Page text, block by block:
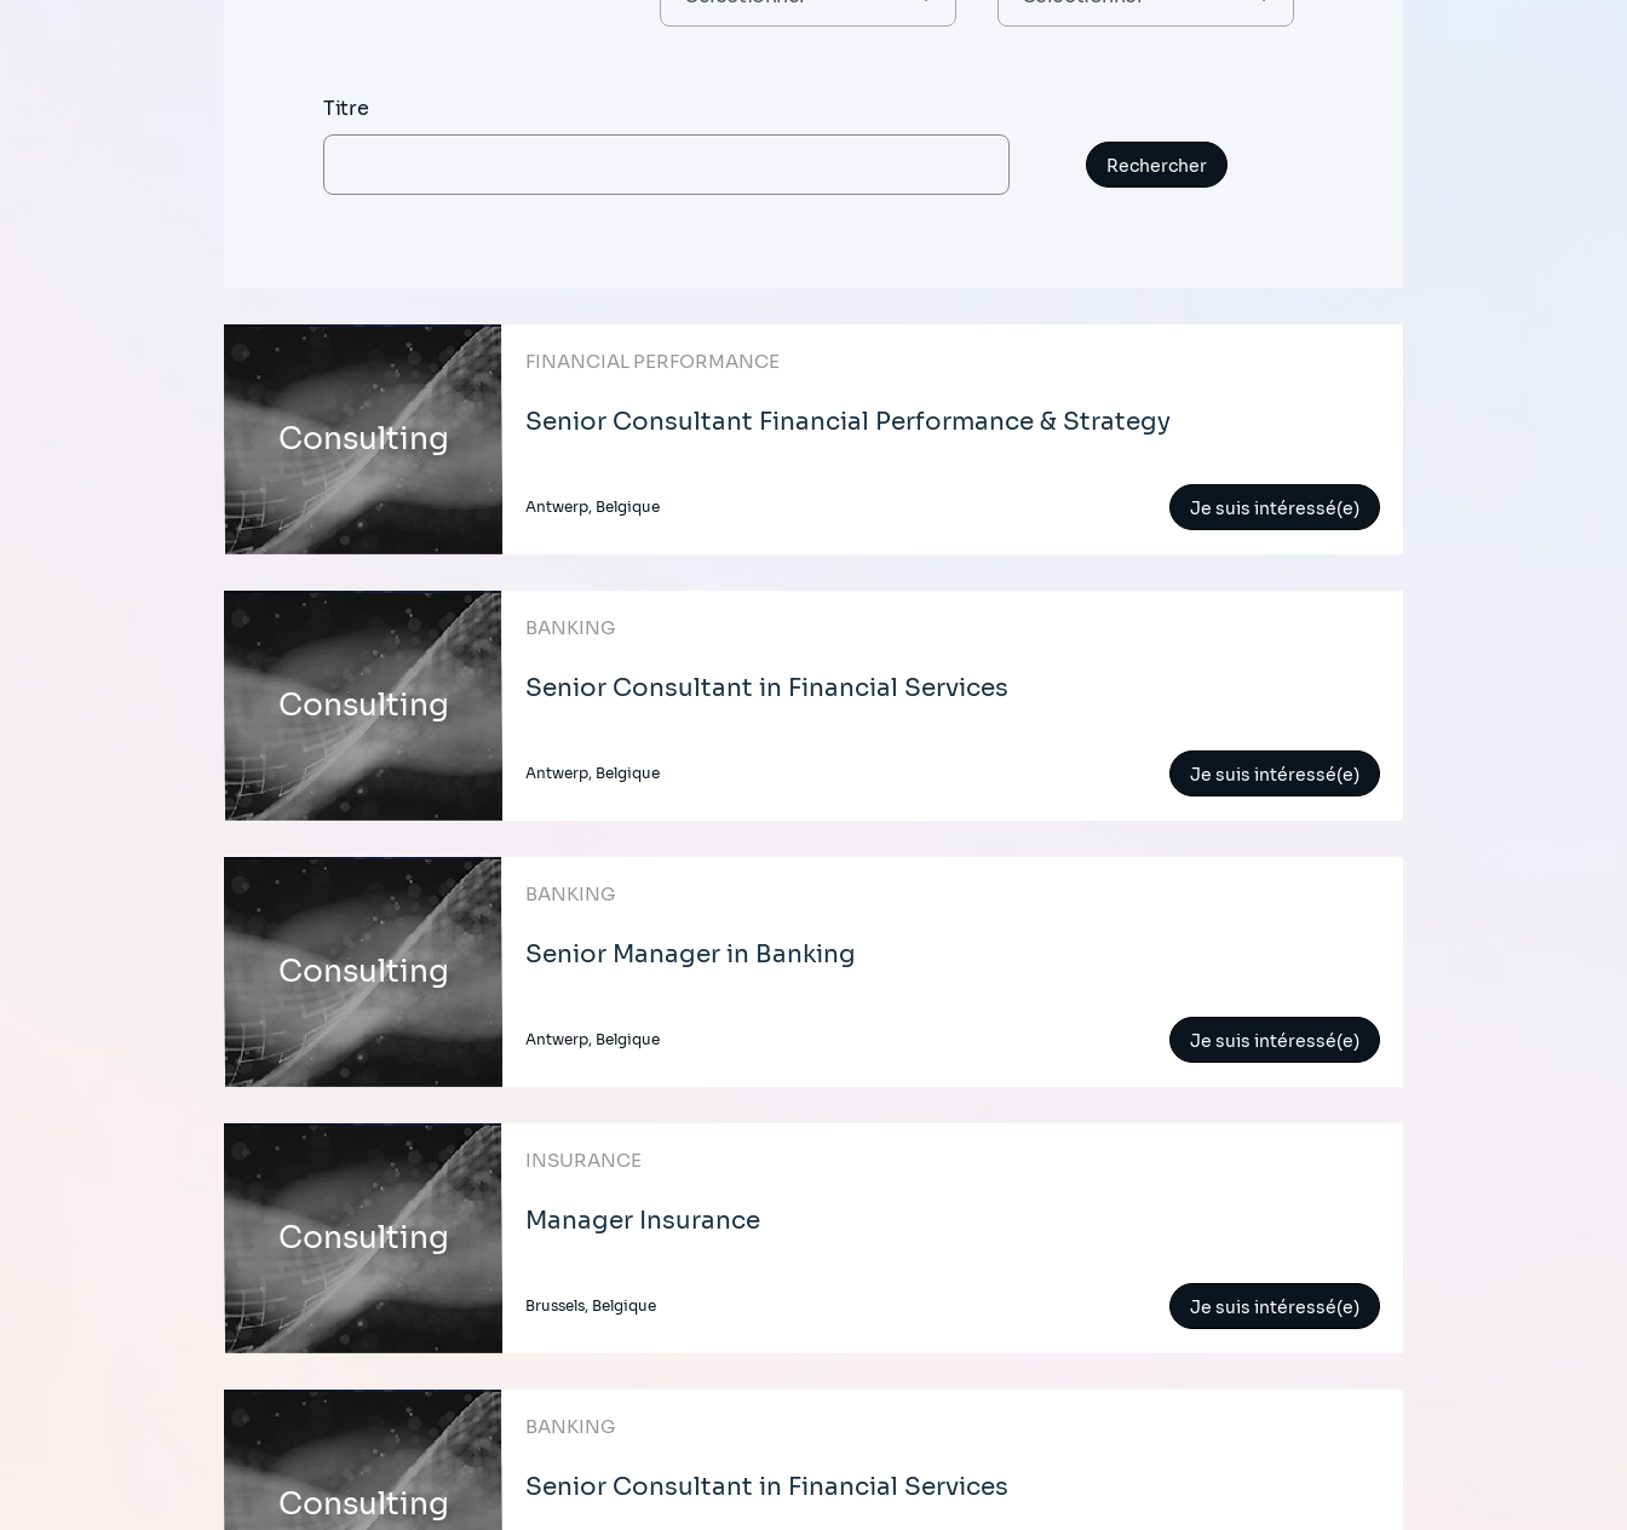
Titre
Consulting
FINANCIAL PERFORMANCE
Senior Consultant Financial Performance & Strategy
Antwerp, Belgique Je suis intéressé(e)
Consulting
BANKING
Senior Consultant in Financial Services
Antwerp, Belgique Je suis intéressé(e)
Consulting
BANKING
Senior Manager in Banking
Antwerp, Belgique Je suis intéressé(e)
Consulting
INSURANCE
Manager Insurance
Brussels, Belgique Je suis intéressé(e)
Consulting
BANKING
Senior Consultant in Financial Services